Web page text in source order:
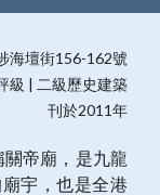
海壇街156-162號
級 | 二級歷史建築
刊於2011年
帝廟，是九龍
宇，也是全港